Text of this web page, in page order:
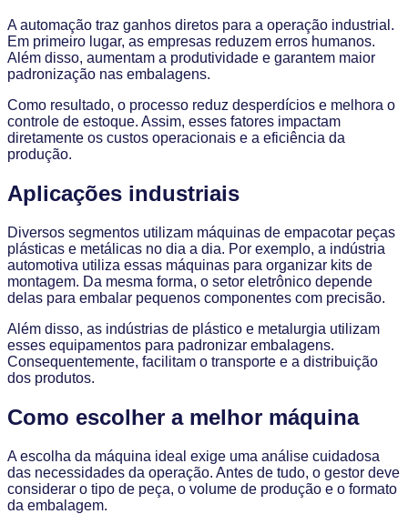
A automação traz ganhos diretos para a operação industrial.
Em primeiro lugar, as empresas reduzem erros humanos.
Além disso, aumentam a produtividade e garantem maior
padronização nas embalagens.
Como resultado, o processo reduz desperdícios e melhora o
controle de estoque. Assim, esses fatores impactam
diretamente os custos operacionais e a eficiência da
produção.
Aplicações industriais
Diversos segmentos utilizam máquinas de empacotar peças
plásticas e metálicas no dia a dia. Por exemplo, a indústria
automotiva utiliza essas máquinas para organizar kits de
montagem. Da mesma forma, o setor eletrônico depende
delas para embalar pequenos componentes com precisão.
Além disso, as indústrias de plástico e metalurgia utilizam
esses equipamentos para padronizar embalagens.
Consequentemente, facilitam o transporte e a distribuição
dos produtos.
Como escolher a melhor máquina
A escolha da máquina ideal exige uma análise cuidadosa
das necessidades da operação. Antes de tudo, o gestor deve
considerar o tipo de peça, o volume de produção e o formato
da embalagem.